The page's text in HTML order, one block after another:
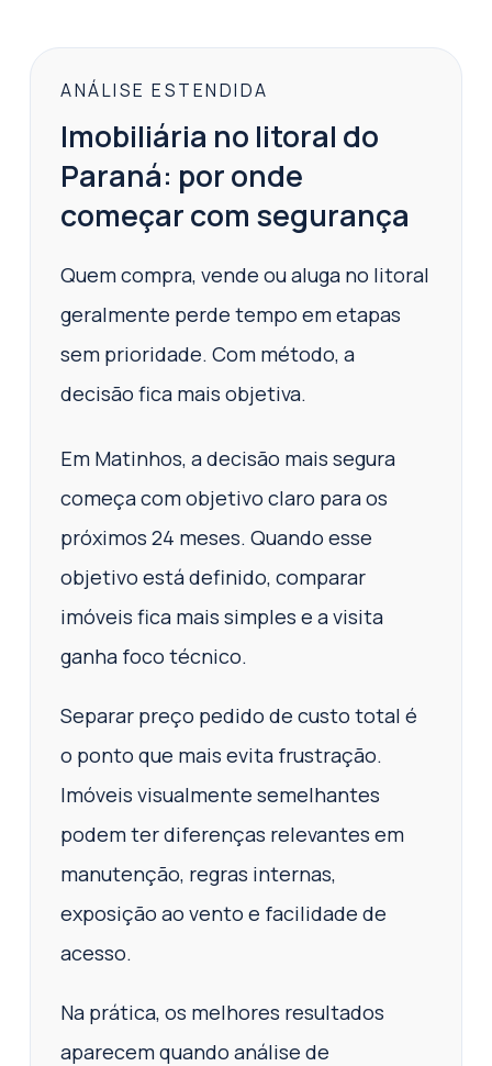
ANÁLISE ESTENDIDA
Imobiliária no litoral do
Paraná: por onde
começar com segurança
Quem compra, vende ou aluga no litoral
geralmente perde tempo em etapas
sem prioridade. Com método, a
decisão fica mais objetiva.
Em Matinhos, a decisão mais segura
começa com objetivo claro para os
próximos 24 meses. Quando esse
objetivo está definido, comparar
imóveis fica mais simples e a visita
ganha foco técnico.
Separar preço pedido de custo total é
o ponto que mais evita frustração.
Imóveis visualmente semelhantes
podem ter diferenças relevantes em
manutenção, regras internas,
exposição ao vento e facilidade de
acesso.
Na prática, os melhores resultados
aparecem quando análise de